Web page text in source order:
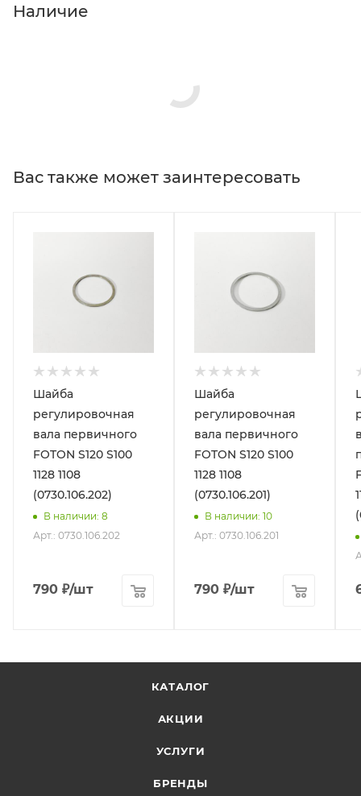
Наличие
Вас также может заинтересовать
Шайба
регулировочная
вала первичного
FOTON S120 S100
1128 1108
(0730.106.202)
В наличии: 8
Арт.: 0730.106.202
790 ₽/шт
Шайба
регулировочная
вала первичного
FOTON S120 S100
1128 1108
(0730.106.201)
В наличии: 10
Арт.: 0730.106.201
790 ₽/шт
КАТАЛОГ
АКЦИИ
УСЛУГИ
БРЕНДЫ